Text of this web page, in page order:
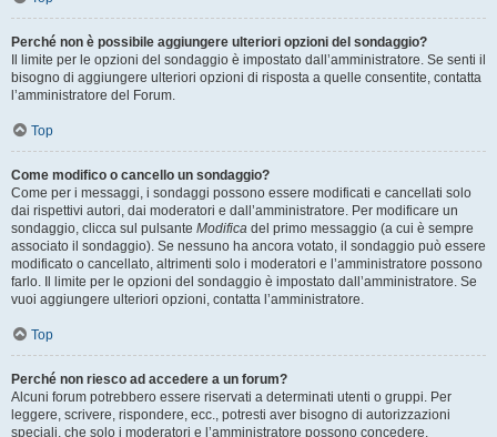
Perché non è possibile aggiungere ulteriori opzioni del sondaggio?
Il limite per le opzioni del sondaggio è impostato dall’amministratore. Se senti il
bisogno di aggiungere ulteriori opzioni di risposta a quelle consentite, contatta
l’amministratore del Forum.
Top
Come modifico o cancello un sondaggio?
Come per i messaggi, i sondaggi possono essere modificati e cancellati solo
dai rispettivi autori, dai moderatori e dall’amministratore. Per modificare un
sondaggio, clicca sul pulsante Modifica del primo messaggio (a cui è sempre
associato il sondaggio). Se nessuno ha ancora votato, il sondaggio può essere
modificato o cancellato, altrimenti solo i moderatori e l’amministratore possono
farlo. Il limite per le opzioni del sondaggio è impostato dall’amministratore. Se
vuoi aggiungere ulteriori opzioni, contatta l’amministratore.
Top
Perché non riesco ad accedere a un forum?
Alcuni forum potrebbero essere riservati a determinati utenti o gruppi. Per
leggere, scrivere, rispondere, ecc., potresti aver bisogno di autorizzazioni
speciali, che solo i moderatori e l’amministratore possono concedere.